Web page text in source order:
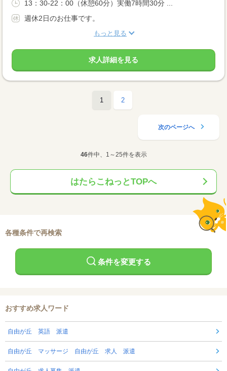
13：30-22：00（休憩60分）実働7時間30分 ...
週休2日のお仕事です。
もっと見る
求人詳細を見る
1 2
次のページへ
46件中、1～25件を表示
はたらこねっとTOPへ
各種条件で再検索
条件を変更する
おすすめ求人ワード
自由が丘 英語 派遣
自由が丘 マッサージ 自由が丘 求人 派遣